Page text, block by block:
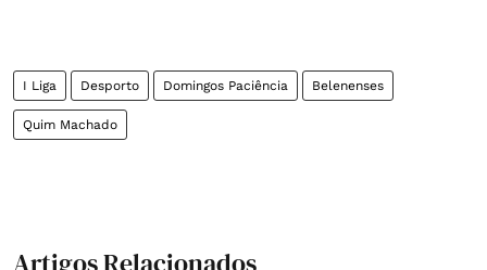
I Liga Desporto Domingos Paciência Belenenses
Quim Machado